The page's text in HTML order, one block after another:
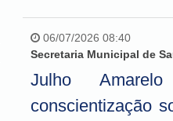
06/07/2026 08:40
Secretaria Municipal de
Julho
conscientização